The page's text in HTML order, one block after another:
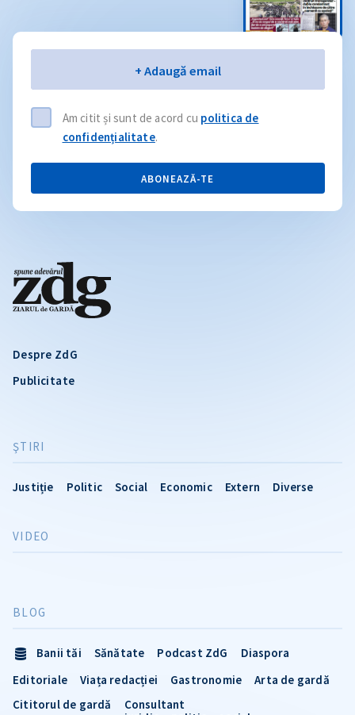
Despre ZdG
Publicitate
ŞTIRI
Justiție Politic Social Economic Extern Diverse
VIDEO
BLOG
Banii tăi Sănătate Podcast ZdG
Diaspora
Editoriale
Viața redacției Gastronomie
Arta de gardă
Cititorul de gardă
Consultant
+ Adaugă email
Am citit și sunt de acord cu politica de
confidențialitate.
ABONEAZĂ-TE